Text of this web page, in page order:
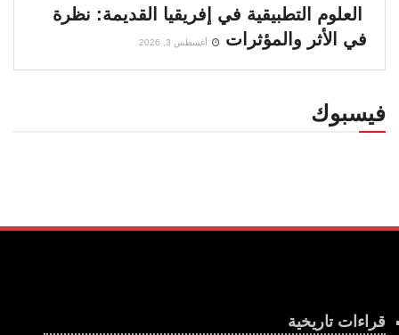
العلوم التطبيقية في إفريقيا القديمة: نظرة
في الأثر والمؤثرات
أغسطس 3, 2026
فيسبوك
قراءات تاريخية